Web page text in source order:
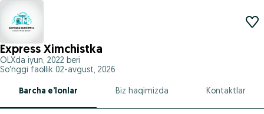
Express Ximchistka
OLXda iyun, 2022 beri
So'nggi faollik 02-avgust, 2026
Barcha e’lonlar Biz haqimizda Kontaktlar